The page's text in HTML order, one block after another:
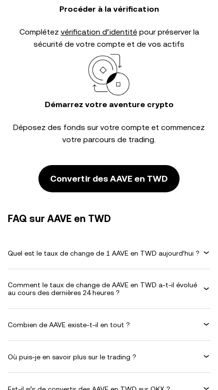
Procéder à la vérification
Complétez vérification d’identitépour préserver la
sécurité de votre compte et de vos actifs
Démarrez votre aventure crypto
Déposez des fonds sur votre compte et commencez
votre parcours de trading.
Convertir des AAVE en TWD
FAQ sur AAVE en TWD
Quel est le taux de change de 1 AAVE en TWD aujourd’hui ?
Comment le taux de change de AAVE en TWD a-t-il évolué
au cours des dernières 24 heures ?
Combien de AAVE existe-t-il en tout ?
Où puis-je en savoir plus sur le trading ?